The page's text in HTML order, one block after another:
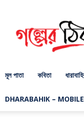
মূল পাতা কবিতা
DHARABAHIK – MOBILE